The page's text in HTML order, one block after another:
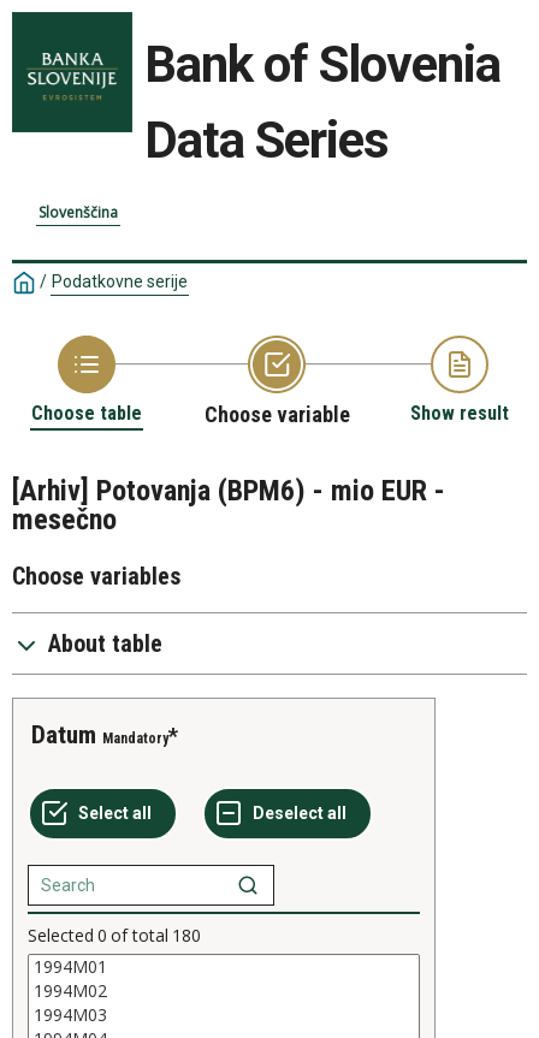
Bank of Slovenia
Data Series
Slovenščina
/ Podatkovne serije
Choose table Choose variable Show result
[Arhiv] Potovanja (BPM6) - mio EUR -
mesečno
Choose variables
About table
Datum Mandatory
Selected 0 of total 180